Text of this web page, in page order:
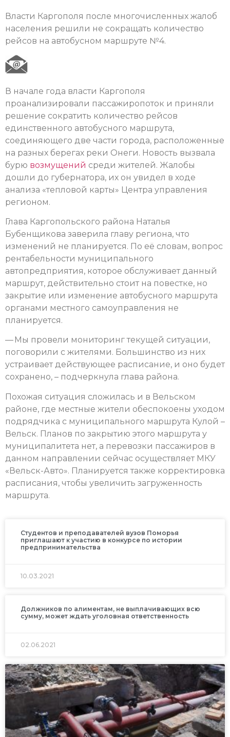
Власти Каргополя после многочисленных жалоб
населения решили не сокращать количество
рейсов на автобусном маршруте №4.
В начале года власти Каргополя
проанализировали пассажиропоток и приняли
решение сократить количество рейсов
единственного автобусного маршрута,
соединяющего две части города, расположенные
на разных берегах реки Онеги. Новость вызвала
бурю возмущений среди жителей. Жалобы
дошли до губернатора, их он увидел в ходе
анализа «тепловой карты» Центра управления
регионом.
Глава Каргопольского района Наталья
Бубенщикова заверила главу региона, что
изменений не планируется. По её словам, вопрос
рентабельности муниципального
автопредприятия, которое обслуживает данный
маршрут, действительно стоит на повестке, но
закрытие или изменение автобусного маршрута
органами местного самоуправления не
планируется.
— Мы провели мониторинг текущей ситуации,
поговорили с жителями. Большинство из них
устраивает действующее расписание, и оно будет
сохранено, – подчеркнула глава района.
Похожая ситуация сложилась и в Вельском
районе, где местные жители обеспокоены уходом
подрядчика с муниципального маршрута Кулой –
Вельск. Планов по закрытию этого маршрута у
муниципалитета нет, а перевозки пассажиров в
данном направлении сейчас осуществляет МКУ
«Вельск-Авто». Планируется также корректировка
расписания, чтобы увеличить загруженность
маршрута.
Студентов и преподавателей вузов Поморья
приглашают к участию в конкурсе по истории
предпринимательства
10.03.2021
Должников по алиментам, не выплачивающих всю
сумму, может ждать уголовная ответственность
02.06.2021